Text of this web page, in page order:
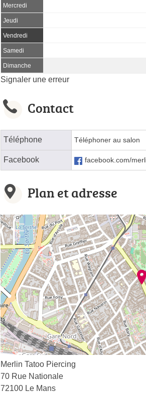
Mercredi
Jeudi
Vendredi
Samedi
Dimanche
Signaler une erreur
Contact
Téléphone Téléphoner au salon
Facebook facebook.com/
Plan et adresse
Merlin Tatoo Piercing
70 Rue Nationale
72100 Le Mans